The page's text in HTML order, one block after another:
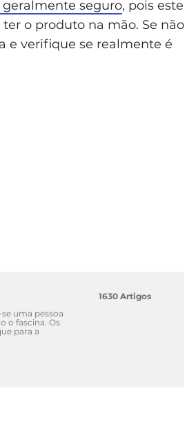
seguro, pois este
o produto na mão. Se não
e verifique se realmente é
uma pessoa
o fascina. Os
para a
1630 Artigos